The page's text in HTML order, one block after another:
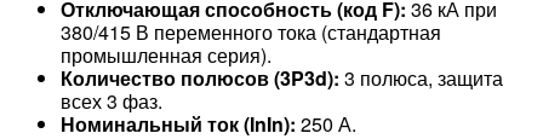
Отключающая способность (код F): 36 кА при
380/415 В переменного тока (стандартная
промышленная серия).
Количество полюсов (3P3d): 3 полюса, защита
всех 3 фаз.
Номинальный ток (InIn​): 250 А.